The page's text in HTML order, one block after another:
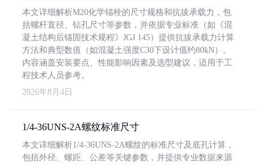
本文详细解析M20化学锚栓的尺寸规格和抗拔承载力，包
括螺杆直径、钻孔尺寸等参数，并依据专业标准（如《混
凝土结构后锚固技术规程》JGJ 145）提供抗拔承载力计算
方法和典型数值（如混凝土强度C30下设计值约80kN）。
内容涵盖安装要点、性能影响因素及选型建议，适用于工
程技术人员参考。
2026年8月4日
1/4-36UNS-2A螺纹标准尺寸
本文详细解析1/4-36UNS-2A螺纹的标准尺寸及底孔计算，
包括外径、螺距、公差等关键参数，并提供专业数据来源